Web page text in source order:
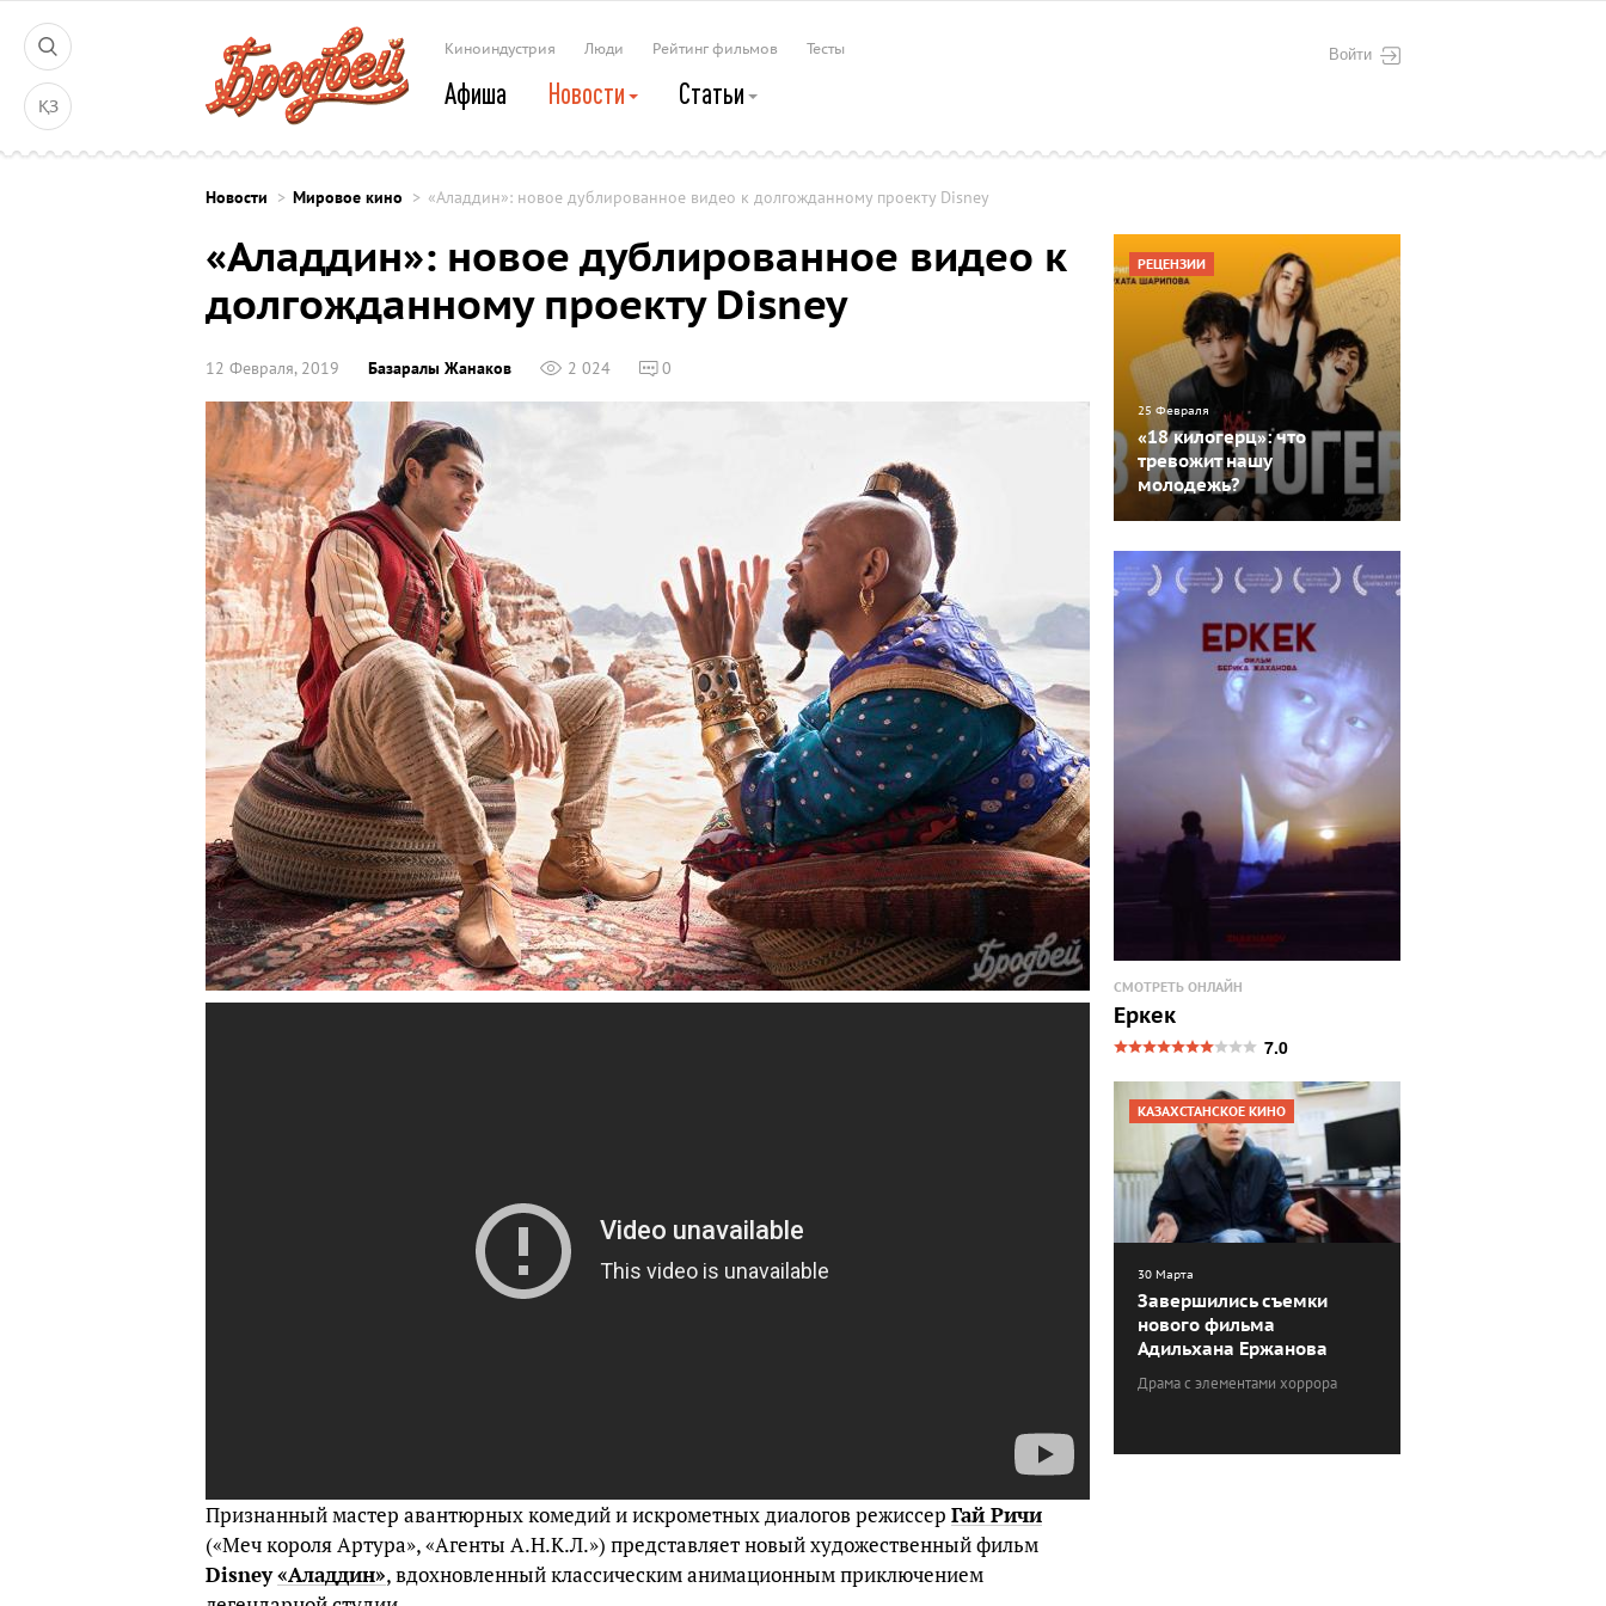
ҚЗ
Войти
Киноиндустрия Люди Рейтинг фильмов Тесты
Афиша Новости Статьи
Новости Мировое кино «Аладдин»: новое дублированное видео к долгожданному проекту Disney
«Аладдин»: новое дублированное видео к
долгожданному проекту Disney
12 Февраля, 2019 Базаралы Жанаков 2 024 0
Признанный мастер авантюрных комедий и искрометных диалогов режиссер Гай Ричи
(«Меч короля Артура», «Агенты А.Н.К.Л.») представляет новый художественный фильм
Disney«Аладдин», вдохновленный классическим анимационным приключением
РЕЦЕНЗИИ
25 Февраля
«18 килогерц»: что
тревожит нашу
молодежь?
СМОТРЕТЬ ОНЛАЙН
Еркек
7.0
КАЗАХСТАНСКОЕ КИНО
30 Марта
Завершились съемки
нового фильма
Адильхана Ержанова
Драма с элементами хоррора